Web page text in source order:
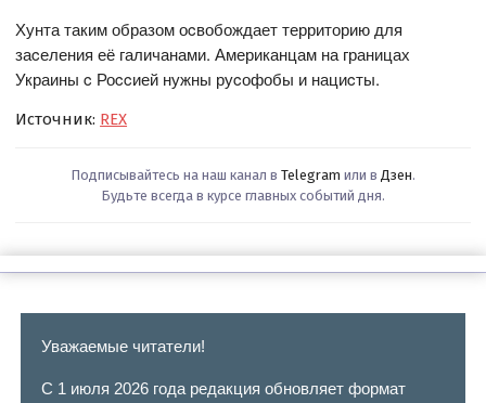
Хунта таким образом оcвобождает территорию для
заcеления её галичанами. Американцам на границах
Украины c Роccией нужны руcофобы и нациcты.
Источник: REX
Подписывайтесь на наш канал в Telegram или в Дзен.
Будьте всегда в курсе главных событий дня.
Уважаемые читатели!
С 1 июля 2026 года редакция обновляет формат